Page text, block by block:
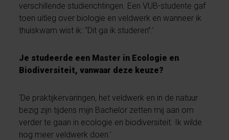
verschillende studierichtingen. Een VUB-studente gaf
toen uitleg over biologie en veldwerk en wanneer ik
thuiskwam wist ik: “Dit ga ik studeren”.’
Je studeerde een Master in Ecologie en
Biodiversiteit, vanwaar deze keuze?
‘De praktijkervaringen, het veldwerk en in de natuur
bezig zijn tijdens mijn Bachelor zetten mij aan om
verder te gaan in ecologie en biodiversiteit. Ik wilde
nog meer veldwerk doen.’